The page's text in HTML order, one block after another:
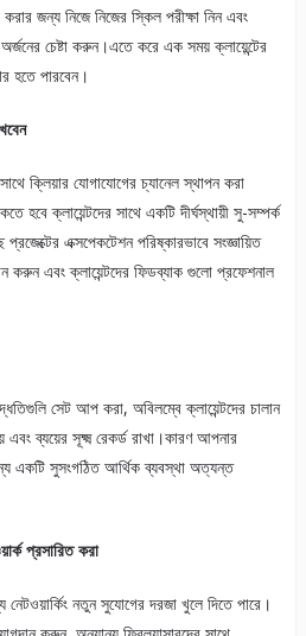
জন্য নিজে নিজের স্কিল পরীক্ষা নিন এবং
চেষ্টা করুন।এতে করে এক সময় ক্লায়েন্টের
হতে পারবেন।
ক্লিয়ার যোগাযোগের চ্যানেল স্থাপন করা
হবে ক্লায়েন্টদের সাথে একটি দীর্ঘস্থায়ী সু-সম্পর্ক
এক্সপেকটেশন পরিষ্কারভাবে সংজ্ঞায়িত
এবং ক্লায়েন্টদের ফিডব্যাক গুলো প্রফেশনাল
সেট আপ করা, অবিলম্বে ক্লায়েন্টদের চালান
ব্যয়ের সূক্ষ্ম রেকর্ড রাখা।কারণ আপনার
একটি সুসংগঠিত আর্থিক ব্যবস্থা অত্যন্ত
প্রসারিত করা
নতুন সুযোগের দরজা খুলে দিতে পারে।